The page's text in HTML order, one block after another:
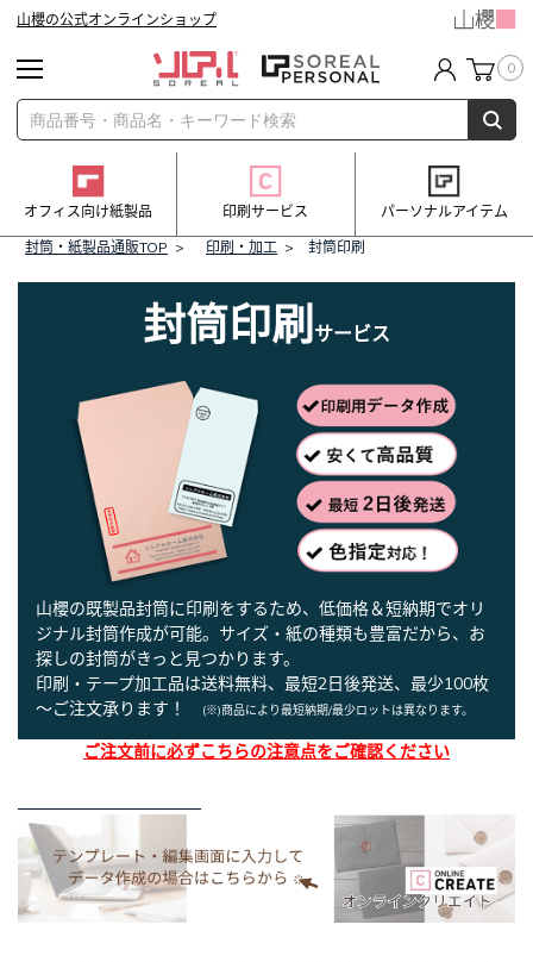
山櫻の公式オンラインショップ
0
オフィス向け紙製品 印刷サービス
パーソナルアイテム
封筒・紙製品通販TOP > 印刷・加工 > 封筒印刷
封筒印刷サービス
山櫻の既製品封筒に印刷をするため、低価格＆短納期でオリ
ジナル封筒作成が可能。サイズ・紙の種類も豊富だから、お
探しの封筒がきっと見つかります。
印刷・テープ加工品は送料無料、最短2日後発送、最少100枚
～ご注文承ります！
(※)商品により最短納期/最少ロットは異なります。
ご注文前に必ずこちらの注意点をご確認ください